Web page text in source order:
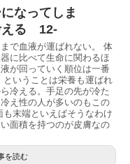
なってしま
える 12-
で血液が運ばれない。 体
に比べて生命に関わるほ
が回っていく順位は一番
いうことは栄養も運ばれ
冷える。手足の先が冷た
え性の人が多いのもこの
末端といえばそうなわけ
面積を持つのが皮膚なの
を読む